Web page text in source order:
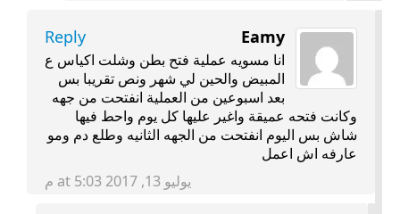
Eamy
Reply
انا مسويه عملية فتح بطن وشلت اكياس ع
المبيض والحين لي شهر ونص تقريبا بس
بعد اسبوعين من العملية انفتحت من جهه
وكانت فتحه عميقة واغير عليها كل يوم واحط فيها
شاش بس اليوم انفتحت من الجهه الثانيه وطلع دم ومو
عارفه اش اعمل
يوليو 13, 2017 at 5:03 م